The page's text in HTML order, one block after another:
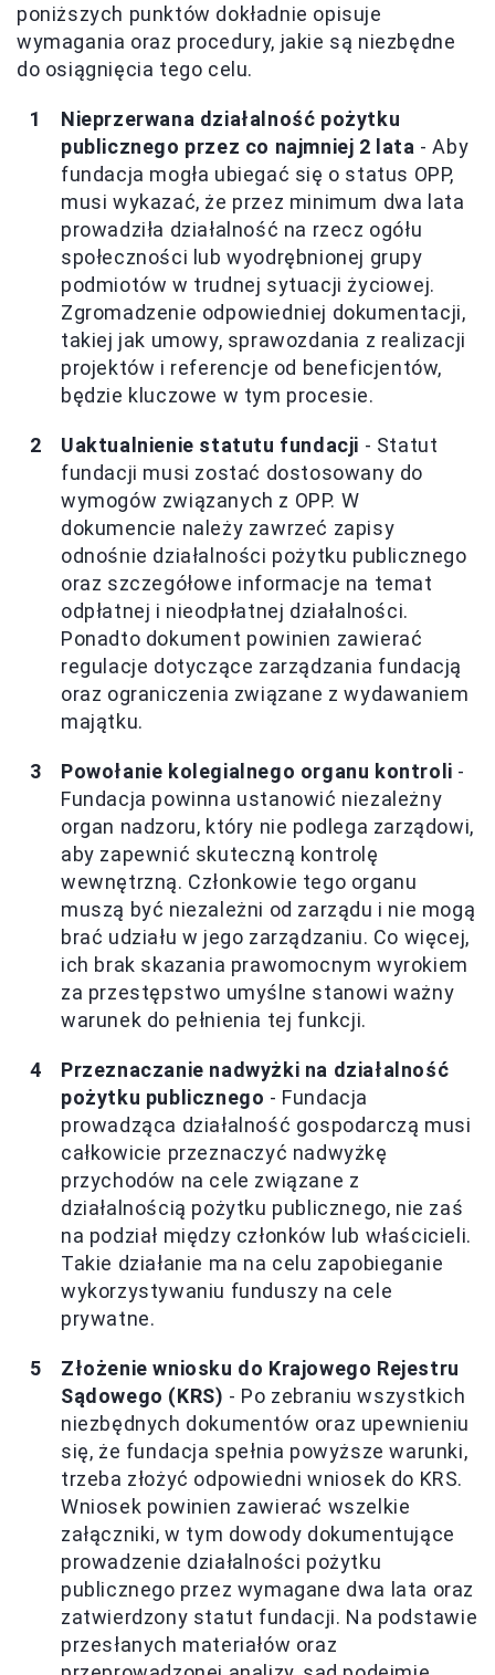
poniższych punktów dokładnie opisuje
wymagania oraz procedury, jakie są niezbędne
do osiągnięcia tego celu.
Nieprzerwana działalność pożytku
publicznego przez co najmniej 2 lata - Aby
fundacja mogła ubiegać się o status OPP,
musi wykazać, że przez minimum dwa lata
prowadziła działalność na rzecz ogółu
społeczności lub wyodrębnionej grupy
podmiotów w trudnej sytuacji życiowej.
Zgromadzenie odpowiedniej dokumentacji,
takiej jak umowy, sprawozdania z realizacji
projektów i referencje od beneficjentów,
będzie kluczowe w tym procesie.
Uaktualnienie statutu fundacji - Statut
fundacji musi zostać dostosowany do
wymogów związanych z OPP. W
dokumencie należy zawrzeć zapisy
odnośnie działalności pożytku publicznego
oraz szczegółowe informacje na temat
odpłatnej i nieodpłatnej działalności.
Ponadto dokument powinien zawierać
regulacje dotyczące zarządzania fundacją
oraz ograniczenia związane z wydawaniem
majątku.
Powołanie kolegialnego organu kontroli -
Fundacja powinna ustanowić niezależny
organ nadzoru, który nie podlega zarządowi,
aby zapewnić skuteczną kontrolę
wewnętrzną. Członkowie tego organu
muszą być niezależni od zarządu i nie mogą
brać udziału w jego zarządzaniu. Co więcej,
ich brak skazania prawomocnym wyrokiem
za przestępstwo umyślne stanowi ważny
warunek do pełnienia tej funkcji.
Przeznaczanie nadwyżki na działalność
pożytku publicznego - Fundacja
prowadząca działalność gospodarczą musi
całkowicie przeznaczyć nadwyżkę
przychodów na cele związane z
działalnością pożytku publicznego, nie zaś
na podział między członków lub właścicieli.
Takie działanie ma na celu zapobieganie
wykorzystywaniu funduszy na cele
prywatne.
Złożenie wniosku do Krajowego Rejestru
Sądowego (KRS) - Po zebraniu wszystkich
niezbędnych dokumentów oraz upewnieniu
się, że fundacja spełnia powyższe warunki,
trzeba złożyć odpowiedni wniosek do KRS.
Wniosek powinien zawierać wszelkie
załączniki, w tym dowody dokumentujące
prowadzenie działalności pożytku
publicznego przez wymagane dwa lata oraz
zatwierdzony statut fundacji. Na podstawie
przesłanych materiałów oraz